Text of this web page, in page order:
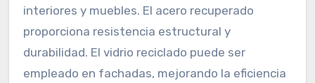
interiores y muebles. El acero recuperado
proporciona resistencia estructural y
durabilidad. El vidrio reciclado puede ser
empleado en fachadas, mejorando la eficiencia